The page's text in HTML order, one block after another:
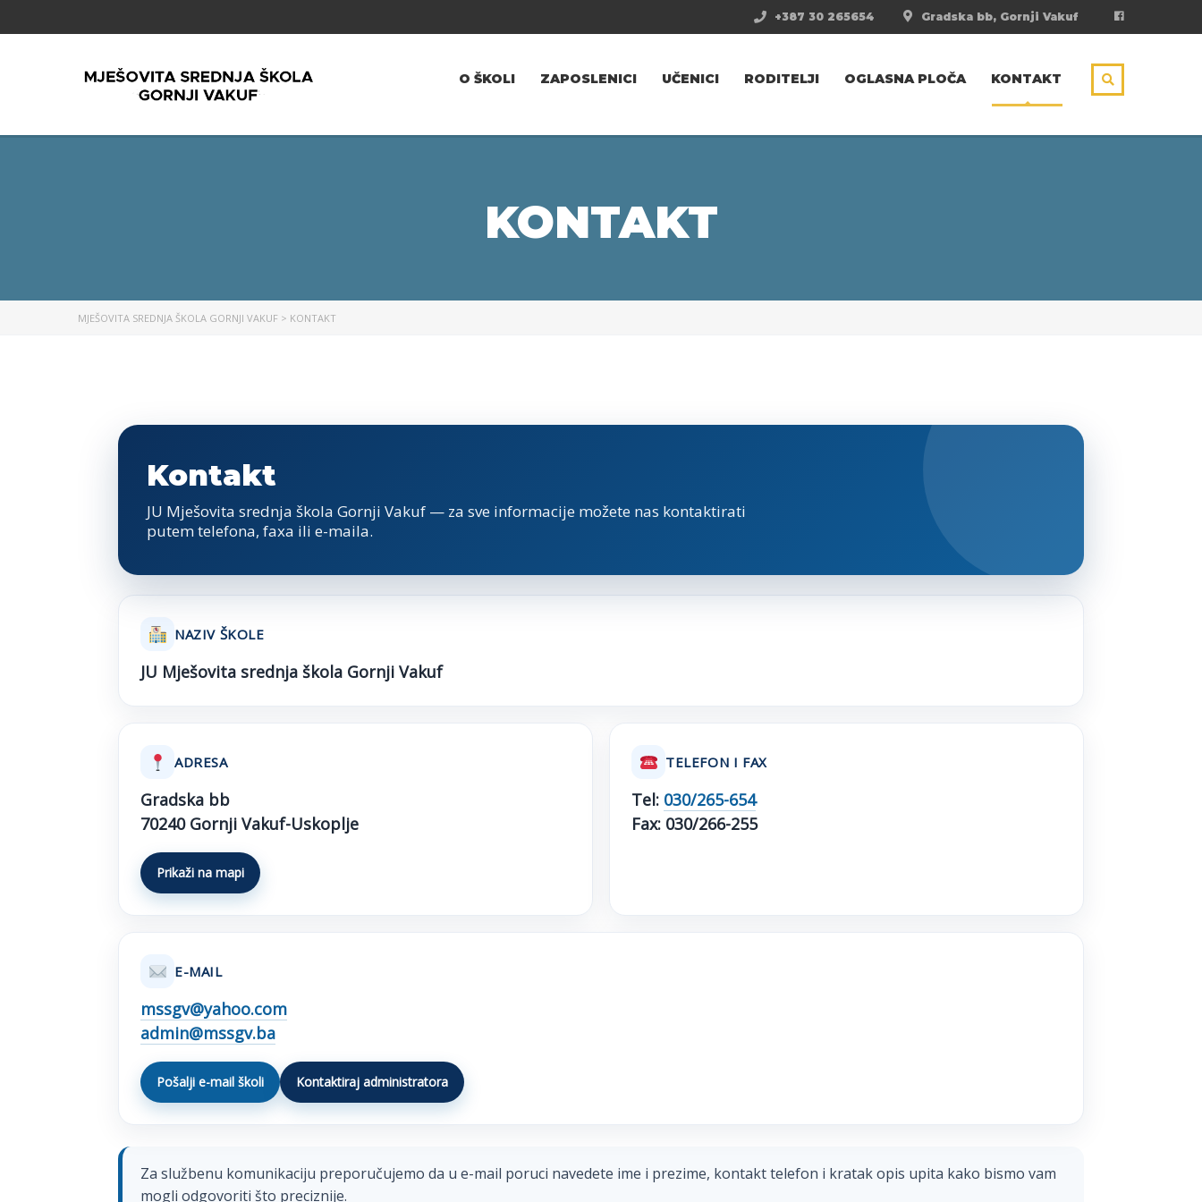
Gradska bb, Gornji Vakuf
+387 30 265654
O ŠKOLI ZAPOSLENICI UČENICI RODITELJI OGLASNA PLOČA KONTAKT
KONTAKT
MJEŠOVITA SREDNJA ŠKOLA GORNJI VAKUF > KONTAKT
Kontakt
JU Mješovita srednja škola Gornji Vakuf — za sve informacije možete nas kontaktirati
putem telefona, faxa ili e-maila.
NAZIV ŠKOLE
JU Mješovita srednja škola Gornji Vakuf
ADRESA
Gradska bb
70240 Gornji Vakuf-Uskoplje
Prikaži na mapi
TELEFON I FAX
Tel: 030/265-654
Fax: 030/266-255
E-MAIL
mssgv@yahoo.com
admin@mssgv.ba
Pošalji e-mail školi Kontaktiraj administratora
Za službenu komunikaciju preporučujemo da u e-mail poruci navedete ime i prezime, kontakt telefon i kratak opis upita kako bismo vam
mogli odgovoriti što preciznije.